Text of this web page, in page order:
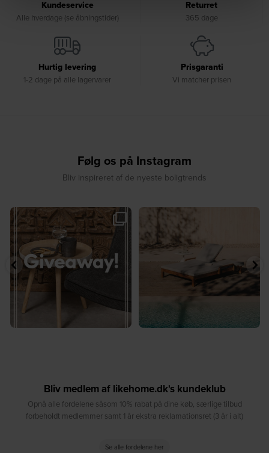
Kundeservice
Alle hverdage (se åbningstider)
Returret
365 dage
Hurtig levering
1-2 dage på alle lagervarer
Prisgaranti
Vi matcher prisen
Følg os på Instagram
Bliv inspireret af de nyeste boligtrends
🎉 GIVEAWAY 🎉⁠
Vind det stilfulde Sasha...
220 237
☀️ Sommerens favorit til terrassen ☀️⁠
8 0
Bliv medlem af likehome.dk's kundeklub
Opnå alle fordelene såsom 10% rabat på dine køb, særlige tilbud
forbeholdt medlemmer samt 1 år ekstra reklamationsret (3 år i alt)
Se alle fordelene her